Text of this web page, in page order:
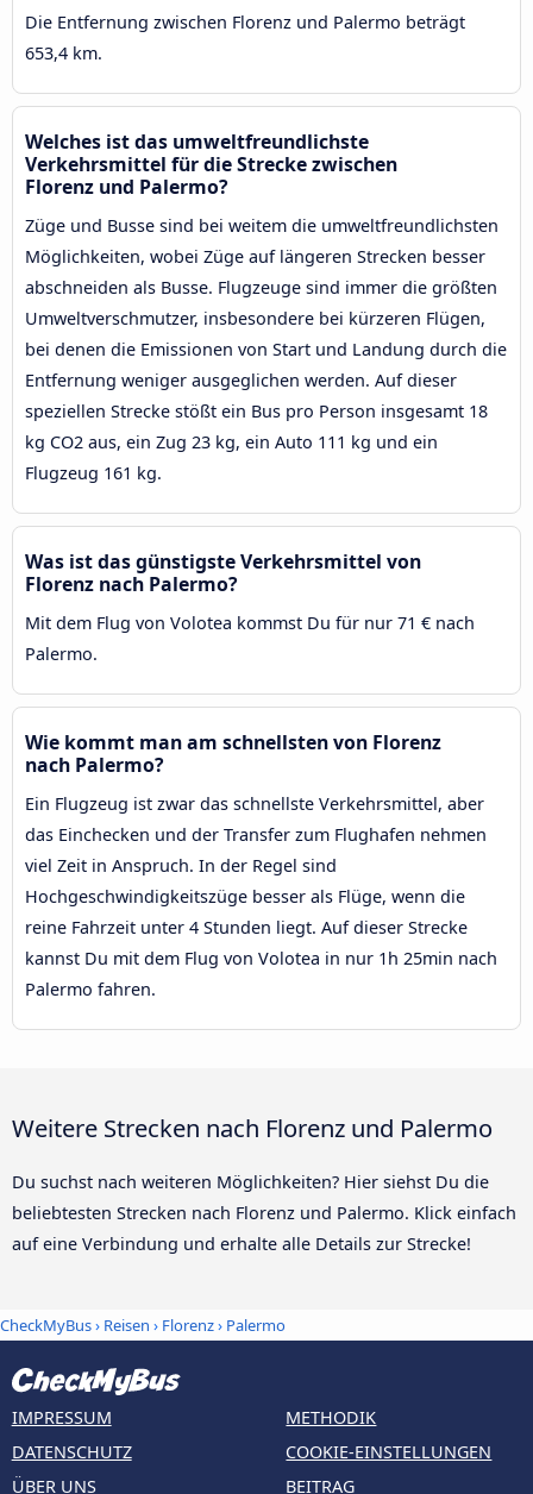
Die Entfernung zwischen Florenz und Palermo beträgt
653,4 km.
Welches ist das umweltfreundlichste
Verkehrsmittel für die Strecke zwischen
Florenz und Palermo?
Züge und Busse sind bei weitem die umweltfreundlichsten
Möglichkeiten, wobei Züge auf längeren Strecken besser
abschneiden als Busse. Flugzeuge sind immer die größten
Umweltverschmutzer, insbesondere bei kürzeren Flügen,
bei denen die Emissionen von Start und Landung durch die
Entfernung weniger ausgeglichen werden. Auf dieser
speziellen Strecke stößt ein Bus pro Person insgesamt 18
kg CO2 aus, ein Zug 23 kg, ein Auto 111 kg und ein
Flugzeug 161 kg.
Was ist das günstigste Verkehrsmittel von
Florenz nach Palermo?
Mit dem Flug von Volotea kommst Du für nur 71 € nach
Palermo.
Wie kommt man am schnellsten von Florenz
nach Palermo?
Ein Flugzeug ist zwar das schnellste Verkehrsmittel, aber
das Einchecken und der Transfer zum Flughafen nehmen
viel Zeit in Anspruch. In der Regel sind
Hochgeschwindigkeitszüge besser als Flüge, wenn die
reine Fahrzeit unter 4 Stunden liegt. Auf dieser Strecke
kannst Du mit dem Flug von Volotea in nur 1h 25min nach
Palermo fahren.
Weitere Strecken nach Florenz und Palermo
Du suchst nach weiteren Möglichkeiten? Hier siehst Du die
beliebtesten Strecken nach Florenz und Palermo. Klick einfach
auf eine Verbindung und erhalte alle Details zur Strecke!
CheckMyBus› Reisen › Florenz› Palermo
IMPRESSUM
DATENSCHUTZ
ÜBER UNS
METHODIK
COOKIE-EINSTELLUNGEN
BEITRAG